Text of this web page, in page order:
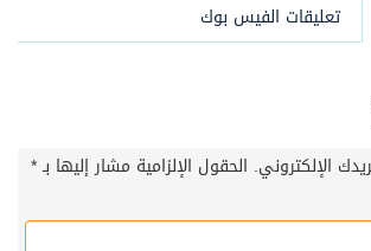
تعليقات الفيس بوك
الإلكتروني. الحقول الإلزامية مشار إليها بـ*